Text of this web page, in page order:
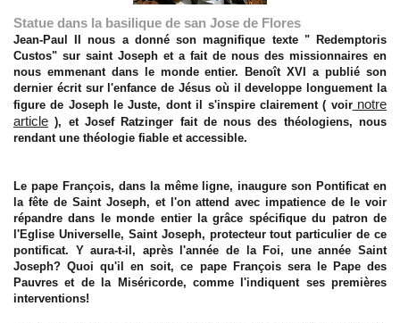
Statue dans la basilique de san Jose de Flores
Jean-Paul II nous a donné son magnifique texte " Redemptoris
Custos" sur saint Joseph et a fait de nous des missionnaires en
nous emmenant dans le monde entier. Benoît XVI a publié son
dernier écrit sur l'enfance de Jésus où il developpe longuement la
figure de Joseph le Juste, dont il s'inspire clairement ( voirnotre
article ), et Josef Ratzinger fait de nous des théologiens, nous
rendant une théologie fiable et accessible.
Le pape François, dans la même ligne, inaugure son Pontificat en
la fête de Saint Joseph, et l'on attend avec impatience de le voir
répandre dans le monde entier la grâce spécifique du patron de
l'Eglise Universelle, Saint Joseph, protecteur tout particulier de ce
pontificat. Y aura-t-il, après l'année de la Foi, une année Saint
Joseph? Quoi qu'il en soit, ce pape François sera le Pape des
Pauvres et de la Miséricorde, comme l'indiquent ses premières
interventions!